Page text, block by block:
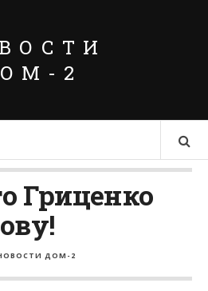
2
Гриценко
ДОМ-2